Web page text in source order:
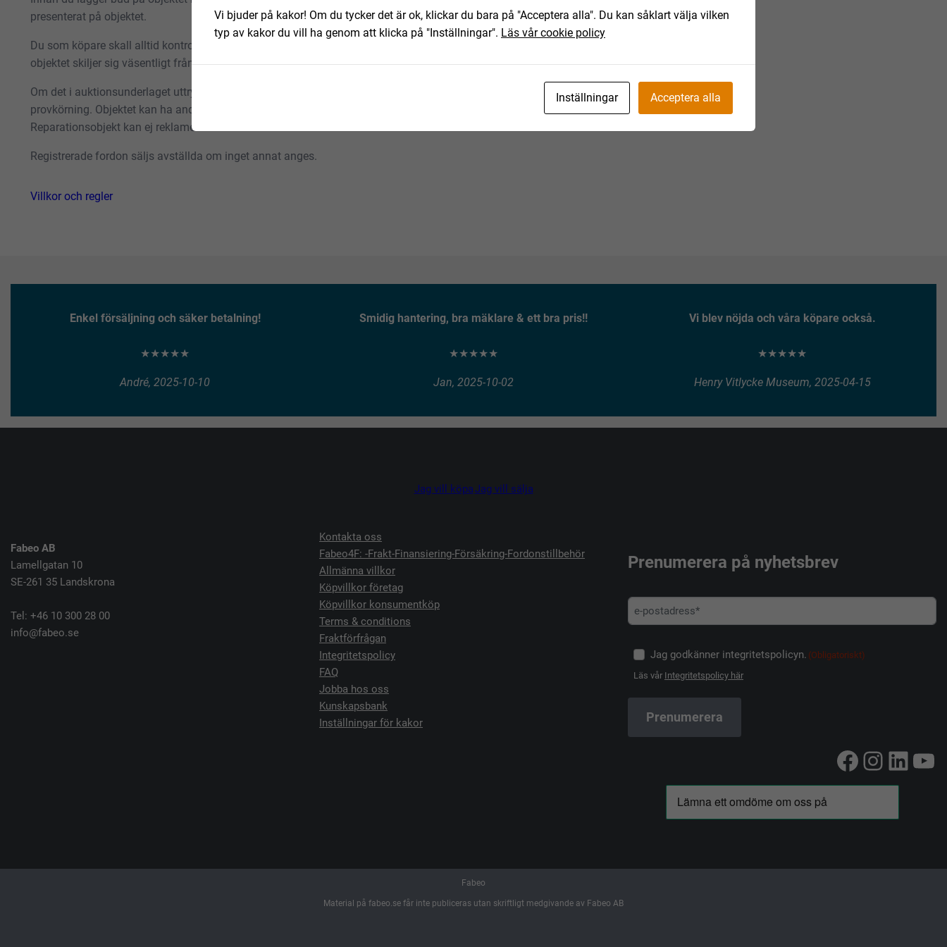
presenterat på objektet.
Du som köpare skall alltid kontrollera objektet vid avhämtning. Eventuella anmärkningar härefter beaktas inte. Om
objektet skiljer sig väsentligt från objektsbeskrivningen skall Fabeo kontaktas innan objektet transporteras.
Om det i auktionsunderlaget uttrycks att objektet är ett reparationsobjekt, har det ej fått en fullständig kontroll eller
provkörning. Objektet kan ha andra fel än de som har beskrivits och detta bör beaktas vid budgivning.
Reparationsobjekt kan ej reklameras.
Registrerade fordon säljs avställda om inget annat anges.
Villkor och regler
Enkel försäljning och säker betalning!
★★★★★
André, 2025-10-10
Smidig hantering, bra mäklare & ett bra pris!!
★★★★★
Jan, 2025-10-02
Vi blev nöjda och våra köpare också.
★★★★★
Henry Vitlycke Museum, 2025-04-15
Jag vill köpaJag vill sälja
Fabeo AB
Lamellgatan 10
SE-261 35 Landskrona
Tel: +46 10 300 28 00
info@fabeo.se
Kontakta oss
Fabeo4F: -Frakt-Finansiering-Försäkring-Fordonstillbehör
Allmänna villkor
Köpvillkor företag
Köpvillkor konsumentköp
Terms & conditions
Fraktförfrågan
Integritetspolicy
FAQ
Jobba hos oss
Kunskapsbank
Inställningar för kakor
Prenumerera på nyhetsbrev
Jag godkänner integritetspolicyn. (Obligatoriskt)
Läs vår Integritetspolicy här
Facebook
Fabeo
Material på fabeo.se får inte publiceras utan skriftligt medgivande av Fabeo AB
Vi bjuder på kakor! Om du tycker det är ok, klickar du bara på "Acceptera alla". Du kan såklart välja vilken
typ av kakor du vill ha genom att klicka på "Inställningar". Läs vår cookie policy
Inställningar Acceptera alla